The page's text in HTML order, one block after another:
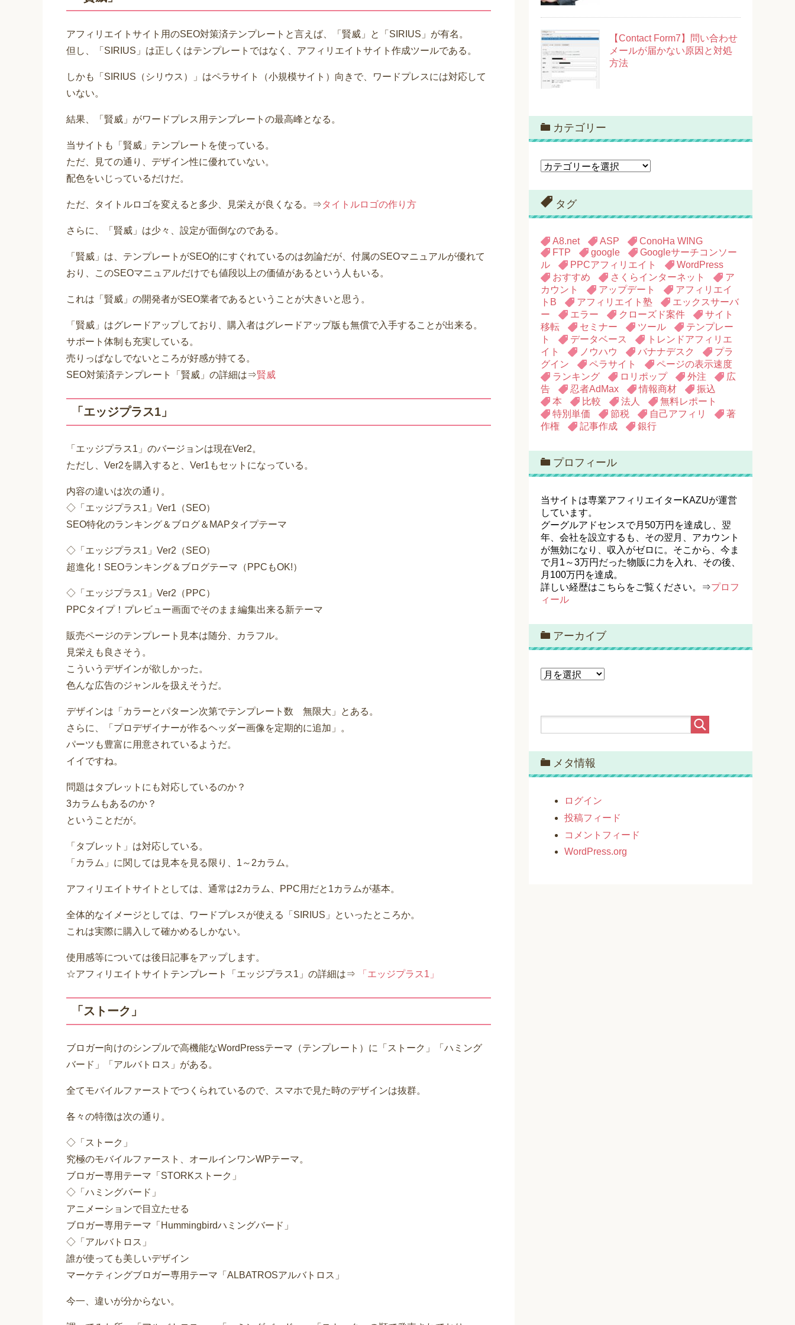
アフィリエイトサイト用のSEO対策済テンプレートと言えば、「賢威」と「SIRIUS」が有名。
但し、「SIRIUS」は正しくはテンプレートではなく、アフィリエイトサイト作成ツールである。
しかも「SIRIUS（シリウス）」はペラサイト（小規模サイト）向きで、ワードプレスには対応して
いない。
結果、「賢威」がワードプレス用テンプレートの最高峰となる。
当サイトも「賢威」テンプレートを使っている。
ただ、見ての通り、デザイン性に優れていない。
配色をいじっているだけだ。
ただ、タイトルロゴを変えると多少、見栄えが良くなる。⇒タイトルロゴの作り方
さらに、「賢威」は少々、設定が面倒なのである。
「賢威」は、テンプレートがSEO的にすぐれているのは勿論だが、付属のSEOマニュアルが優れて
おり、このSEOマニュアルだけでも値段以上の価値があるという人もいる。
これは「賢威」の開発者がSEO業者であるということが大きいと思う。
「賢威」はグレードアップしており、購入者はグレードアップ版も無償で入手することが出来る。
サポート体制も充実している。
売りっぱなしでないところが好感が持てる。
SEO対策済テンプレート「賢威」の詳細は⇒賢威
「エッジプラス1」
「エッジプラス1」のバージョンは現在Ver2。
ただし、Ver2を購入すると、Ver1もセットになっている。
内容の違いは次の通り。
◇「エッジプラス1」Ver1（SEO）
SEO特化のランキング＆ブログ＆MAPタイプテーマ
◇「エッジプラス1」Ver2（SEO）
超進化！SEOランキング＆ブログテーマ（PPCもOK!）
◇「エッジプラス1」Ver2（PPC）
PPCタイプ！プレビュー画面でそのまま編集出来る新テーマ
販売ページのテンプレート見本は随分、カラフル。
見栄えも良さそう。
こういうデザインが欲しかった。
色んな広告のジャンルを扱えそうだ。
デザインは「カラーとパターン次第でテンプレート数 無限大」とある。
さらに、「プロデザイナーが作るヘッダー画像を定期的に追加」。
パーツも豊富に用意されているようだ。
イイですね。
問題はタブレットにも対応しているのか？
3カラムもあるのか？
ということだが。
「タブレット」は対応している。
「カラム」に関しては見本を見る限り、1～2カラム。
アフィリエイトサイトとしては、通常は2カラム、PPC用だと1カラムが基本。
全体的なイメージとしては、ワードプレスが使える「SIRIUS」といったところか。
これは実際に購入して確かめるしかない。
使用感等については後日記事をアップします。
☆アフィリエイトサイトテンプレート「エッジプラス1」の詳細は⇒
「エッジプラス1」
「ストーク」
ブロガー向けのシンプルで高機能なWordPressテーマ（テンプレート）に「ストーク」「ハミング
バード」「アルバトロス」がある。
全てモバイルファーストでつくられているので、スマホで見た時のデザインは抜群。
各々の特徴は次の通り。
◇「ストーク」
究極のモバイルファースト、オールインワンWPテーマ。
ブロガー専用テーマ「STORKストーク」
◇「ハミングバード」
アニメーションで目立たせる
ブロガー専用テーマ「Hummingbirdハミングバード」
◇「アルバトロス」
誰が使っても美しいデザイン
マーケティングブロガー専用テーマ「ALBATROSアルバトロス」
今一、違いが分からない。
【Contact Form7】問い合わせ
メールが届かない原因と対処
方法
カテゴリー
カ
ゴ
リ
ー
タグ
A8.net ASP
ConoHa WING
FTP
google
Googleサーチコンソー
ル
PPCアフィリエイト
WordPress
おすすめ
さくらインターネット
ア
カウント
アップデート
アフィリエイ
トB
アフィリエイト塾
エックスサーバ
ー
エラー クローズド案件
サイト
移転
セミナー ツール
テンプレー
ト
データベース
トレンドアフィリエ
イト
ノウハウ バナナデスク
プラ
グイン
ペラサイト
ページの表示速度
ランキング
ロリポップ 外注
広
告
忍者AdMax 情報商材
振込
本
比較 法人
無料レポート
特別単価
節税 自己アフィリ
著
作権
記事作成 銀行
プロフィール
当サイトは専業アフィリエイターKAZUが運営
しています。
グーグルアドセンスで月50万円を達成し、翌
年、会社を設立するも、その翌月、アカウント
が無効になり、収入がゼロに。そこから、今ま
で月1～3万円だった物販に力を入れ、その後、
月100万円を達成。
詳しい経歴はこちらをご覧ください。⇒プロフ
ィール
アーカイブ
ア
メタ情報
ログイン
投稿フィード
コメントフィード
WordPress.org